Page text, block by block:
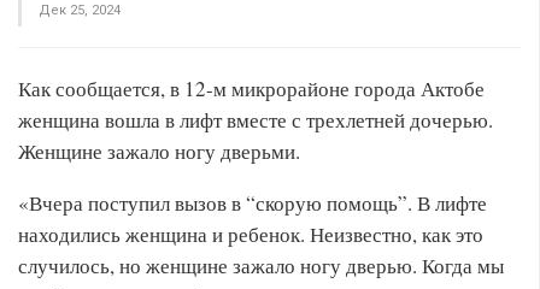
Дек 25, 2024
Как сообщается, в 12-м микрорайоне города Актобе
женщина вошла в лифт вместе с трехлетней дочерью.
Женщине зажало ногу дверьми.
«Вчера поступил вызов в “скорую помощь”. В лифте
находились женщина и ребенок. Неизвестно, как это
случилось, но женщине зажало ногу дверью. Когда мы